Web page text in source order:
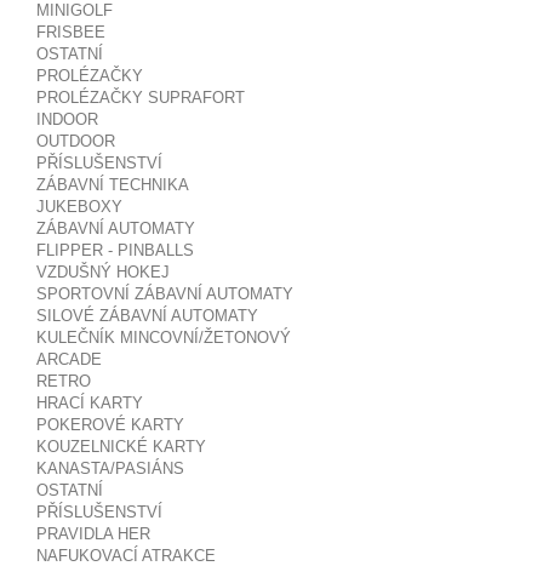
MINIGOLF
FRISBEE
OSTATNÍ
PROLÉZAČKY
PROLÉZAČKY SUPRAFORT
INDOOR
OUTDOOR
PŘÍSLUŠENSTVÍ
ZÁBAVNÍ TECHNIKA
JUKEBOXY
ZÁBAVNÍ AUTOMATY
FLIPPER - PINBALLS
VZDUŠNÝ HOKEJ
SPORTOVNÍ ZÁBAVNÍ AUTOMATY
SILOVÉ ZÁBAVNÍ AUTOMATY
KULEČNÍK MINCOVNÍ/ŽETONOVÝ
ARCADE
RETRO
HRACÍ KARTY
POKEROVÉ KARTY
KOUZELNICKÉ KARTY
KANASTA/PASIÁNS
OSTATNÍ
PŘÍSLUŠENSTVÍ
PRAVIDLA HER
NAFUKOVACÍ ATRAKCE